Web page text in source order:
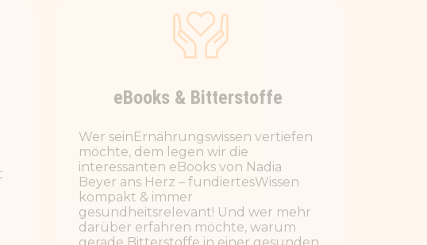
Beyer ans Herz – fundiertesWissen
kompakt & immer
gesundheitsrelevant! Und wer mehr
darüber erfahren möchte, warum
sind, dem empfehlen wir diese 3-
WEITERLESEN
VIDEO-SERIE ÜBER BITTERSTOFFE